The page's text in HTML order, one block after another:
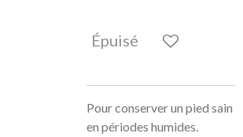
Épuisé
Pour conserver un pied sain
en périodes humides.